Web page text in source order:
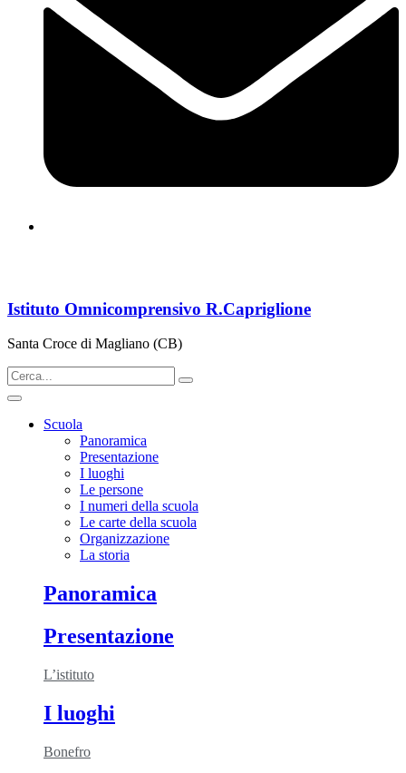
Istituto Omnicomprensivo R.Capriglione
Santa Croce di Magliano (CB)
Scuola
Panoramica
Presentazione
I luoghi
Le persone
I numeri della scuola
Le carte della scuola
Organizzazione
La storia
Panoramica
Presentazione
L’istituto
I luoghi
Bonefro